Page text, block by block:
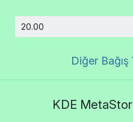
Diğer Bağış
KDE